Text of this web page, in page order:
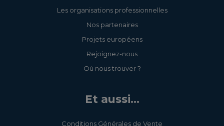
Les organisations professionnelles
Nos partenaires
Projets européens
Rejoignez-nous
Où nous trouver ?
Et aussi...
Conditions Générales de Vente